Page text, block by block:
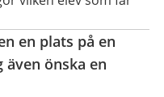
en plats på en
önska en